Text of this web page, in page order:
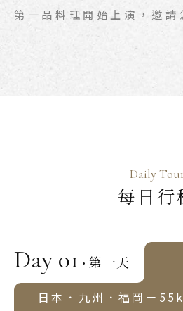
第一品料理開始上演，邀請
Daily
每日行
Day 01 · 第一天
日本．九州．福岡－